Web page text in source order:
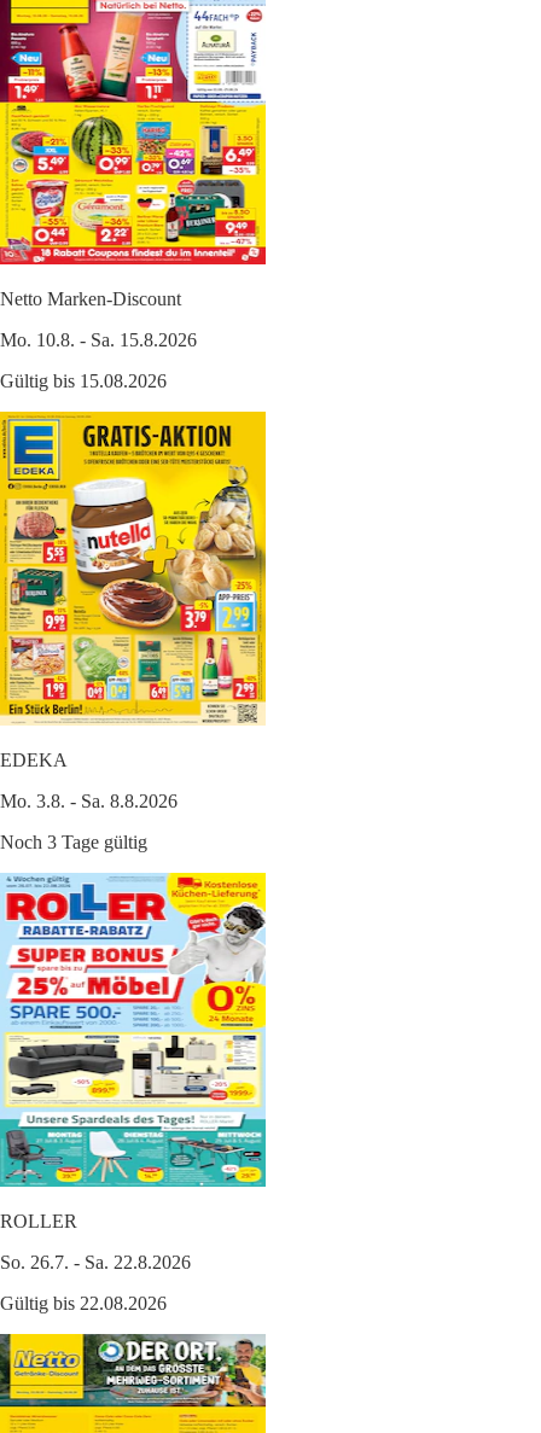
Netto Marken-Discount
Mo. 10.8. - Sa. 15.8.2026
Gültig bis 15.08.2026
EDEKA
Mo. 3.8. - Sa. 8.8.2026
Noch 3 Tage gültig
ROLLER
So. 26.7. - Sa. 22.8.2026
Gültig bis 22.08.2026